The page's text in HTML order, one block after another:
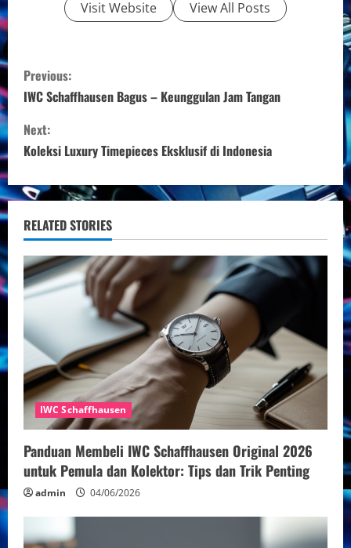
Visit Website View All Posts
C
o
n
t
i
n
u
e
R
e
a
d
i
n
g
Previous:
IWC Schaffhausen Bagus – Keunggulan Jam Tangan
Next:
Koleksi Luxury Timepieces Eksklusif di Indonesia
RELATED STORIES
IWC Schaffhausen
Panduan Membeli IWC Schaffhausen Original 2026
untuk Pemula dan Kolektor: Tips dan Trik Penting
admin 04/06/2026